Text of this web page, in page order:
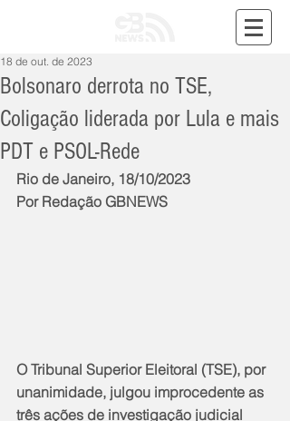
Bolsonaro derrota no TSE,
Coligação liderada por Lula e mais
PDT e PSOL-Rede
18 de out. de 2023
Rio de Janeiro, 18/10/2023
Por Redação GBNEWS
O Tribunal Superior Eleitoral (TSE), por
unanimidade, julgou improcedente as
três ações de investigação judicial